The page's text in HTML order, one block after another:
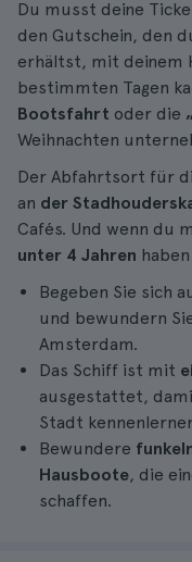
Du musst deine
den Gutschein, den
erhältst, mit deinem
bestimmten Tagen
Bootsfahrt oder die
Weihnachten
Der Abfahrtsort für
an der
Cafés. Und wenn du
unter 4 Jahren
Begeben Sie sich
und bewundern
Amsterdam.
Das Schiff ist mit
ausgestattet,
Stadt
Bewundere
Hausboote, die
schaffen.